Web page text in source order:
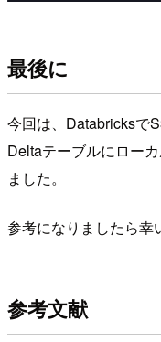
最後に
今回は、Databricksで
Deltaテーブルにロー
ました。
参考になりましたら幸
参考文献